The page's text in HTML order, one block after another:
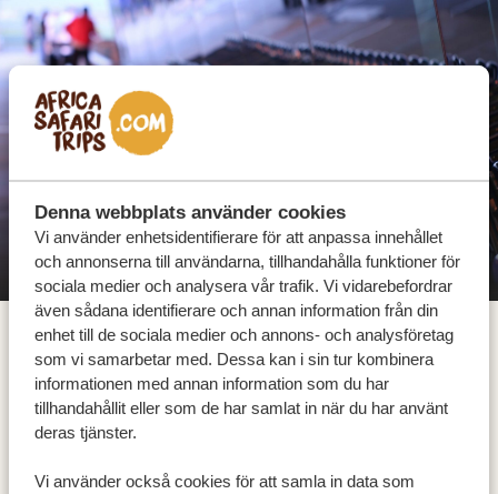
Denna webbplats använder cookies
Vi använder enhetsidentifierare för att anpassa innehållet
och annonserna till användarna, tillhandahålla funktioner för
sociala medier och analysera vår trafik. Vi vidarebefordrar
även sådana identifierare och annan information från din
enhet till de sociala medier och annons- och analysföretag
som vi samarbetar med. Dessa kan i sin tur kombinera
informationen med annan information som du har
tillhandahållit eller som de har samlat in när du har använt
deras tjänster.
Vi använder också cookies för att samla in data som
Ankomst till King Shaka International Airport
i Durban
Välkommen till King Shaka International Airport i
'Durbs', som lokalbefolkningen kallar det och den
största staden i KwaZulu-Natal. Detta är din ingång till
Dolphin Coast och dess gyllene stränder. Oavsett om
du är här för att koppla av och varva ner, surfa på
vågorna eller utforska den livliga kusten, börjar ditt
Indiska havsäventyr nu!